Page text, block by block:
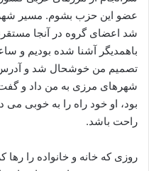
عضو این حزب بشوم. مسیر
شد اعضای گروه در آنجا
باهمدیگر آشنا شده بودیم و
تصمیم من خوشحال شد و آدرس
شهرهای مرزی به من داد و گفت
بود، او خود راه را به خوبی
راحت باشد.
روزی که خانه و خانواده را